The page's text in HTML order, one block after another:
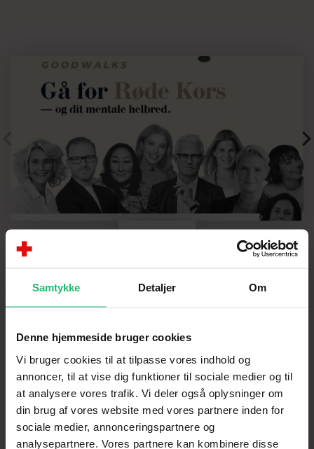
Samtykke Detaljer Om
Denne hjemmeside bruger cookies
Vi bruger cookies til at tilpasse vores indhold og
annoncer, til at vise dig funktioner til sociale medier og til
at analysere vores trafik. Vi deler også oplysninger om
din brug af vores website med vores partnere inden for
sociale medier, annonceringspartnere og
analysepartnere. Vores partnere kan kombinere disse
Fra Goodtalks til Goodwalks
Har gennem hele året afholdt Goodwalks / Gå med
Røde Kors, hvor man har kunnet gå ture med
personligheder fra kultur- og erhvervslivet.
Derudover afholdte hun i april “Mental Health Day”